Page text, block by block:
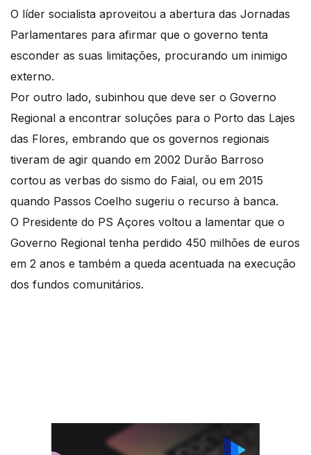
O líder socialista aproveitou a abertura das Jornadas
Parlamentares para afirmar que o governo tenta
esconder as suas limitações, procurando um inimigo
externo.
Por outro lado, subinhou que deve ser o Governo
Regional a encontrar soluções para o Porto das Lajes
das Flores, embrando que os governos regionais
tiveram de agir quando em 2002 Durão Barroso
cortou as verbas do sismo do Faial, ou em 2015
quando Passos Coelho sugeriu o recurso à banca.
O Presidente do PS Açores voltou a lamentar que o
Governo Regional tenha perdido 450 milhões de euros
em 2 anos e também a queda acentuada na execução
dos fundos comunitários.